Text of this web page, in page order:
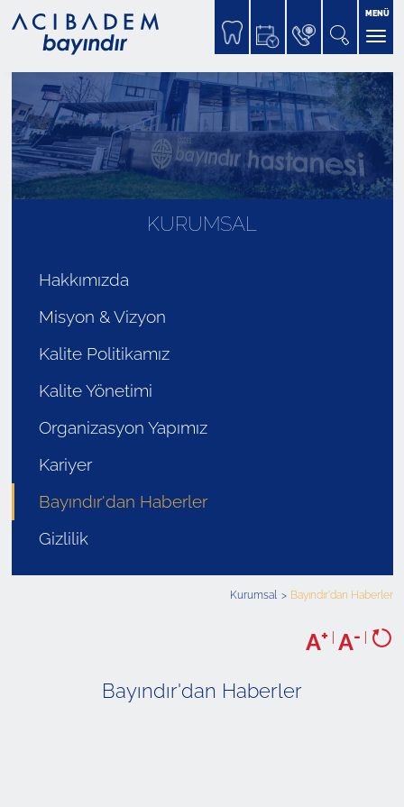
MENÜ
KURUMSAL
Hakkımızda
Misyon & Vizyon
Kalite Politikamız
Kalite Yönetimi
Organizasyon Yapımız
Kariyer
Bayındır'dan Haberler
Gizlilik
Kurumsal Bayındır'dan Haberler
A+ | A- |
Bayındır'dan Haberler